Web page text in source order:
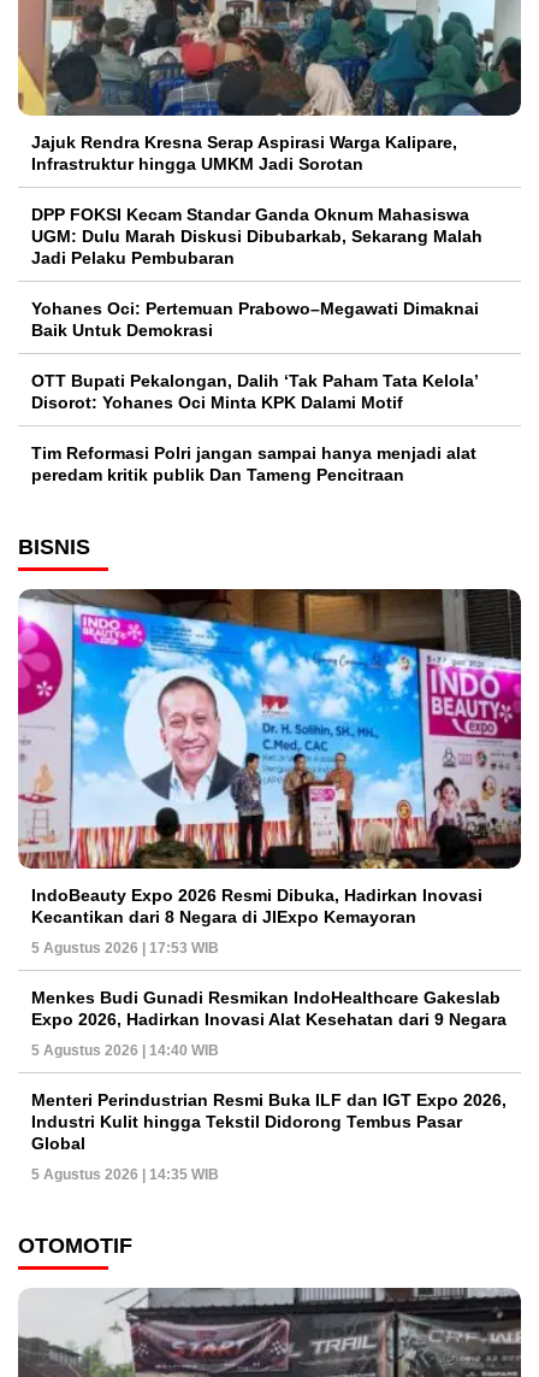
Jajuk Rendra Kresna Serap Aspirasi Warga Kalipare,
Infrastruktur hingga UMKM Jadi Sorotan
DPP FOKSI Kecam Standar Ganda Oknum Mahasiswa
UGM: Dulu Marah Diskusi Dibubarkab, Sekarang Malah
Jadi Pelaku Pembubaran
Yohanes Oci: Pertemuan Prabowo–Megawati Dimaknai
Baik Untuk Demokrasi
OTT Bupati Pekalongan, Dalih ‘Tak Paham Tata Kelola’
Disorot: Yohanes Oci Minta KPK Dalami Motif
Tim Reformasi Polri jangan sampai hanya menjadi alat
peredam kritik publik Dan Tameng Pencitraan
BISNIS
IndoBeauty Expo 2026 Resmi Dibuka, Hadirkan Inovasi
Kecantikan dari 8 Negara di JIExpo Kemayoran
5 Agustus 2026 | 17:53 WIB
Menkes Budi Gunadi Resmikan IndoHealthcare Gakeslab
Expo 2026, Hadirkan Inovasi Alat Kesehatan dari 9 Negara
5 Agustus 2026 | 14:40 WIB
Menteri Perindustrian Resmi Buka ILF dan IGT Expo 2026,
Industri Kulit hingga Tekstil Didorong Tembus Pasar
Global
5 Agustus 2026 | 14:35 WIB
OTOMOTIF